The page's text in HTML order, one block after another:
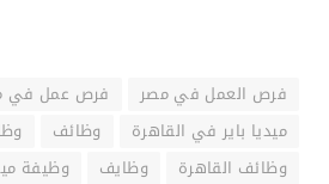
فرص العمل في مصر فرص عمل في
ميديا باير في القاهرة
وظائف
وظائف القاهرة
وظايف وظيفة